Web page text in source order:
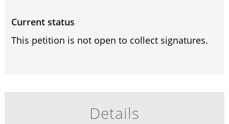
Current status
This petition is not open to collect signatures.
Details